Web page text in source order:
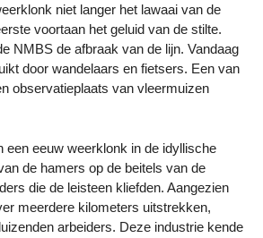
niet langer het lawaai van de
voortaan het geluid van de stilte.
NMBS de afbraak van de lijn. Vandaag
door wandelaars en fietsers. Een van
observatieplaats van vleermuizen
een eeuw weerklonk in de idyllische
de hamers op de beitels van de
die de leisteen kliefden. Aangezien
meerdere kilometers uitstrekken,
arbeiders. Deze industrie kende